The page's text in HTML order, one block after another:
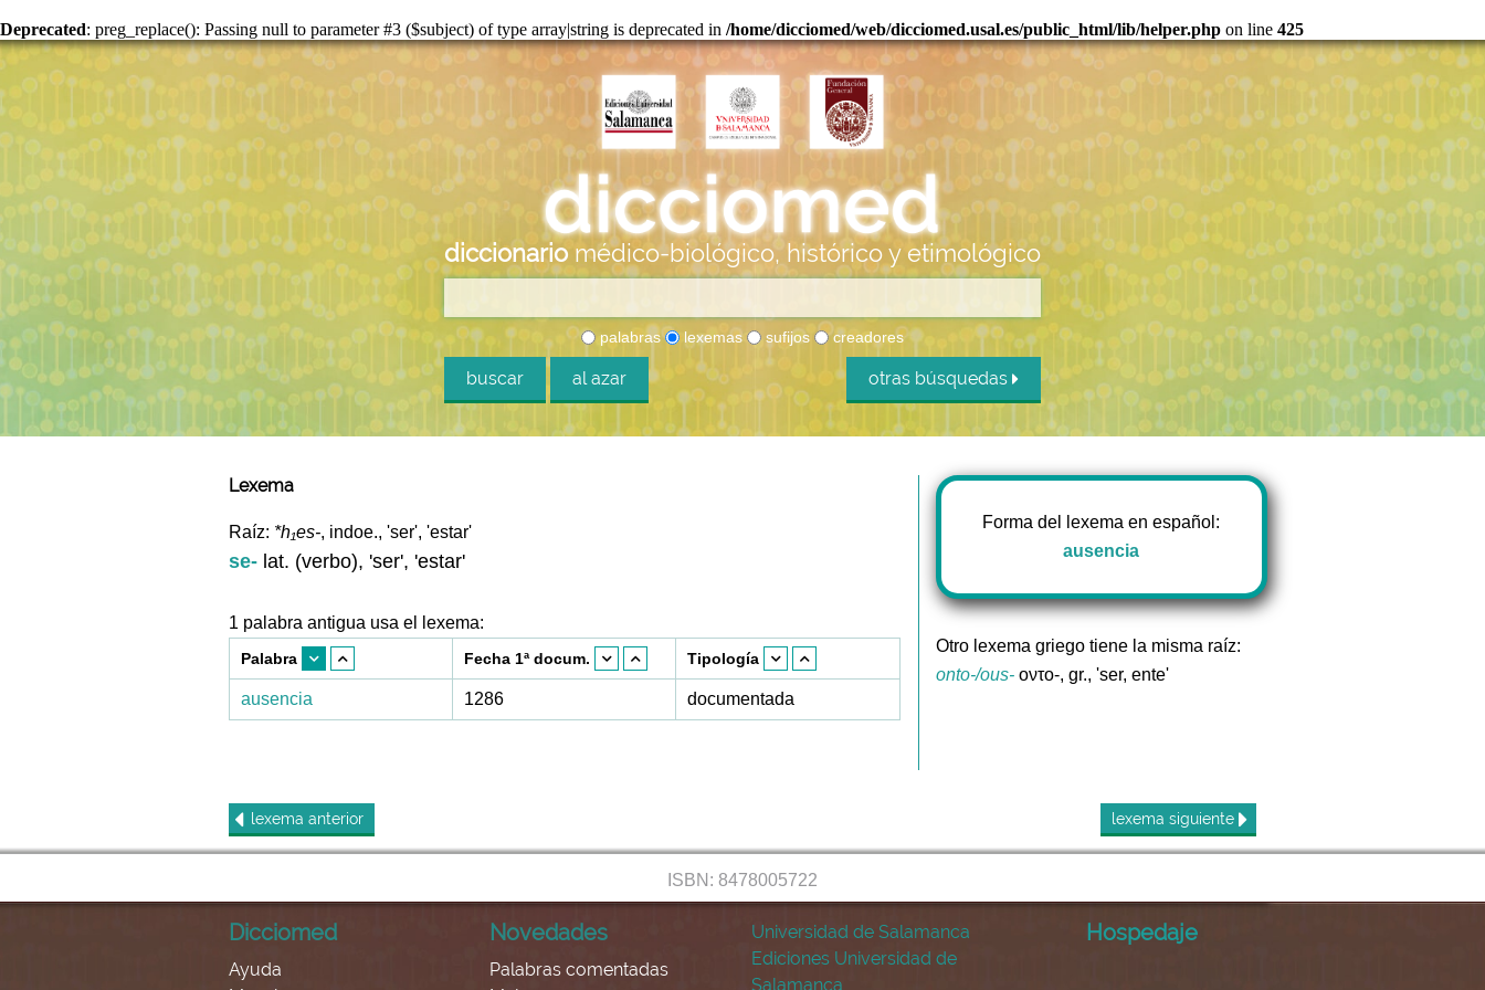
Deprecated: preg_replace(): Passing null to parameter #3 ($subject) of type array|string is deprecated in /home/dicciomed/web/dicciomed.usal.es/public_html/lib/helper.php on line 425
diccionario médico-biológico, histórico y etimológico
palabras lexemas sufijos creadores
buscar al azar otras búsquedas
Lexema
Raíz: *h₁es-, indoe., 'ser', 'estar'
se- lat. (verbo), 'ser', 'estar'
1 palabra antigua usa el lexema:
Palabra Fecha 1ª docum. Tipología
ausencia 1286 documentada
Forma del lexema en español:
ausencia
Otro lexema griego tiene la misma raíz:
ontο-/ous-οντο-, gr., 'ser, ente'
lexema anterior lexema siguiente
ISBN: 8478005722
Dicciomed
Ayuda
Novedades
Palabras comentadas
Universidad de Salamanca
Ediciones Universidad de
Salamanca
Hospedaje